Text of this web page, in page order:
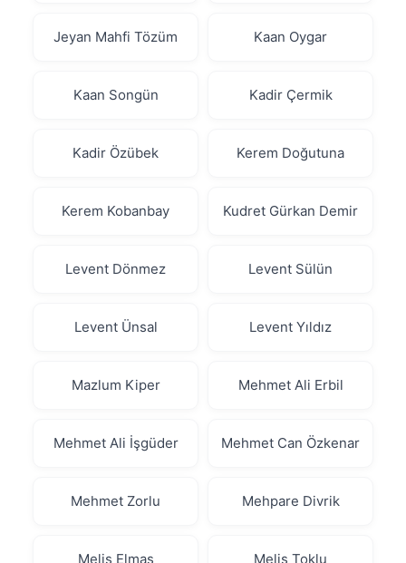
Jeyan Mahfi Tözüm Kaan Oygar
Kaan Songün Kadir Çermik
Kadir Özübek Kerem Doğutuna
Kerem Kobanbay Kudret Gürkan Demir
Levent Dönmez Levent Sülün
Levent Ünsal Levent Yıldız
Mazlum Kiper Mehmet Ali Erbil
Mehmet Ali İşgüder Mehmet Can Özkenar
Mehmet Zorlu Mehpare Divrik
Melis Elmas Melis Toklu